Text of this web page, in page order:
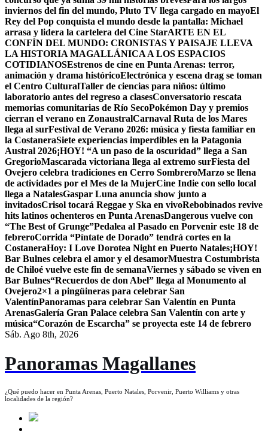
inviernos del fin del mundo, Pluto TV llega cargado en mayoEl
Rey del Pop conquista el mundo desde la pantalla: Michael
arrasa y lidera la cartelera del Cine StarARTE EN EL
CONFÍN DEL MUNDO: CRONISTAS Y PAISAJE LLEVA
LA HISTORIA MAGALLÁNICA A LOS ESPACIOS
COTIDIANOSEstrenos de cine en Punta Arenas: terror,
animación y drama históricoElectrónica y escena drag se toman
el Centro CulturalTaller de ciencias para niños: último
laboratorio antes del regreso a clasesConversatorio rescata
memorias comunitarias de Río SecoPokémon Day y premios
cierran el verano en ZonaustralCarnaval Ruta de los Mares
llega al surFestival de Verano 2026: música y fiesta familiar en
la CostaneraSiete experiencias imperdibles en la Patagonia
Austral 2026¡HOY! “A un paso de la oscuridad” llega a San
GregorioMascarada victoriana llega al extremo surFiesta del
Ovejero celebra tradiciones en Cerro SombreroMarzo se llena
de actividades por el Mes de la MujerCine Indie con sello local
llega a NatalesGaspar Luna anuncia show junto a
invitadosCrisol tocará Reggae y Ska en vivoRebobinados revive
hits latinos ochenteros en Punta ArenasDangerous vuelve con
“The Best of Grunge”Pedalea al Pasado en Porvenir este 18 de
febreroCorrida “Píntate de Dorado” tendrá cortes en la
CostaneraHoy: I Love Dorotea Night en Puerto Natales¡HOY!
Bar Bulnes celebra el amor y el desamorMuestra Costumbrista
de Chiloé vuelve este fin de semanaViernes y sábado se viven en
Bar Bulnes“Recuerdos de don Abel” llega al Monumento al
Ovejero2×1 a pingüineras para celebrar San
ValentínPanoramas para celebrar San Valentín en Punta
ArenasGalería Gran Palace celebra San Valentín con arte y
música“Corazón de Escarcha” se proyecta este 14 de febrero
Sáb. Ago 8th, 2026
Panoramas Magallanes
¿Qué puedo hacer en Punta Arenas, Puerto Natales, Porvenir, Puerto Williams y otras
localidades de la región?